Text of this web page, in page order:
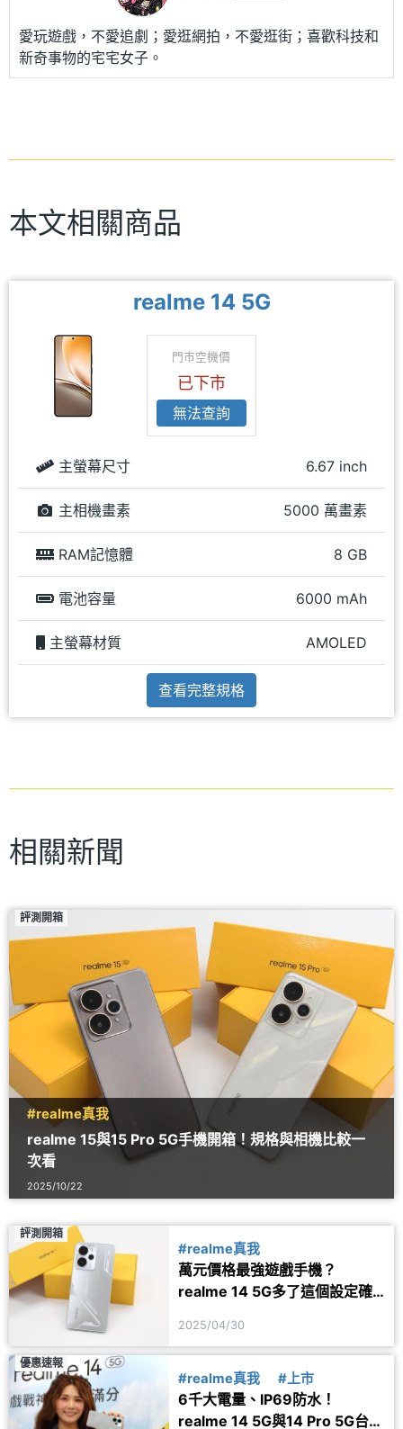
愛玩遊戲，不愛追劇；愛逛網拍，不愛逛街；喜歡科技和
新奇事物的宅宅女子。
本文相關商品
realme 14 5G
門市空機價
已下市
無法查詢
主螢幕尺寸 6.67 inch
主相機畫素 5000 萬畫素
RAM記憶體 8 GB
電池容量 6000 mAh
主螢幕材質 AMOLED
查看完整規格
相關新聞
評測開箱
#realme真我
realme 15與15 Pro 5G手機開箱！規格與相機比較一
次看
2025/10/22
評測開箱
#realme真我
萬元價格最強遊戲手機？
realme 14 5G多了這個設定確
2025/04/30
優惠速報
#realme真我 #上市
6千大電量、IP69防水！
realme 14 5G與14 Pro 5G台灣